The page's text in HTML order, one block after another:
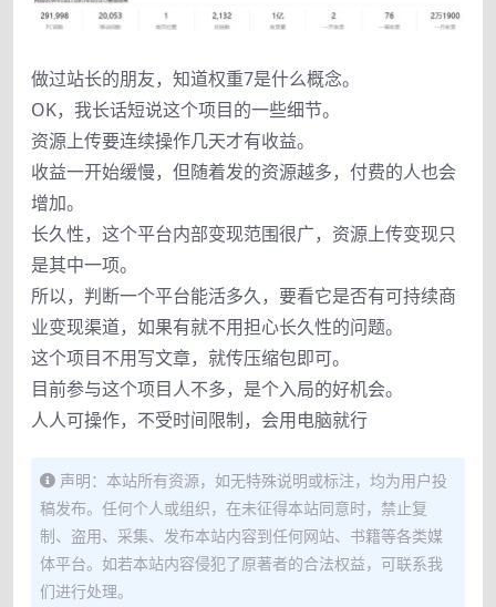
做过站长的朋友，知道权重7是什么概念。
OK，我长话短说这个项目的一些细节。
资源上传要连续操作几天才有收益。
收益一开始缓慢，但随着发的资源越多，付费的人也会
增加。
长久性，这个平台内部变现范围很广，资源上传变现只
是其中一项。
所以，判断一个平台能活多久，要看它是否有可持续商
业变现渠道，如果有就不用担心长久性的问题。
这个项目不用写文章，就传压缩包即可。
目前参与这个项目人不多，是个入局的好机会。
人人可操作，不受时间限制，会用电脑就行
声明：本站所有资源，如无特殊说明或标注，均为用户投
稿发布。任何个人或组织，在未征得本站同意时，禁止复
制、盗用、采集、发布本站内容到任何网站、书籍等各类媒
体平台。如若本站内容侵犯了原著者的合法权益，可联系我
们进行处理。